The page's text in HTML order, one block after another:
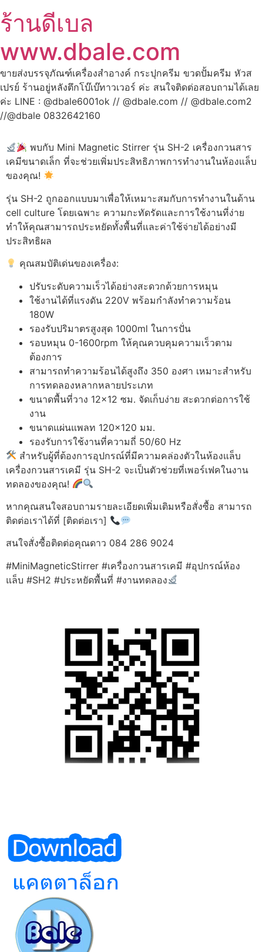
ร้านดีเบล
www.dbale.com
ขายส่งบรรจุภัณฑ์เครื่องสำอางค์ กระปุกครีม ขวดปั้มครีม หัวส
เปรย์ ร้านอยู่หลังตึกโบ๊เบ๊ทาวเวอร์ ค่ะ สนใจติดต่อสอบถามได้เลย
ค่ะ LINE : @dbale6001ok // @dbale.com // @dbale.com2
//@dbale 0832642160
พบกับ Mini Magnetic Stirrer รุ่น SH-2 เครื่องกวนสาร
เคมีขนาดเล็ก ที่จะช่วยเพิ่มประสิทธิภาพการทำงานในห้องแล็บ
ของคุณ!
รุ่น SH-2 ถูกออกแบบมาเพื่อให้เหมาะสมกับการทำงานในด้าน
cell culture โดยเฉพาะ ความกะทัดรัดและการใช้งานที่ง่าย
ทำให้คุณสามารถประหยัดทั้งพื้นที่และค่าใช้จ่ายได้อย่างมี
ประสิทธิผล
คุณสมบัติเด่นของเครื่อง:
ปรับระดับความเร็วได้อย่างสะดวกด้วยการหมุน
ใช้งานได้ที่แรงดัน 220V พร้อมกำลังทำความร้อน
180W
รองรับปริมาตรสูงสุด 1000ml ในการปั่น
รอบหมุน 0-1600rpm ให้คุณควบคุมความเร็วตาม
ต้องการ
สามารถทำความร้อนได้สูงถึง 350 องศา เหมาะสำหรับ
การทดลองหลากหลายประเภท
ขนาดพื้นที่วาง 12×12 ซม. จัดเก็บง่าย สะดวกต่อการใช้
งาน
ขนาดแผ่นแพลท 120×120 มม.
รองรับการใช้งานที่ความถี่ 50/60 Hz
สำหรับผู้ที่ต้องการอุปกรณ์ที่มีความคล่องตัวในห้องแล็บ
เครื่องกวนสารเคมี รุ่น SH-2 จะเป็นตัวช่วยที่เพอร์เฟคในงาน
ทดลองของคุณ!
หากคุณสนใจสอบถามรายละเอียดเพิ่มเติมหรือสั่งซื้อ สามารถ
ติดต่อเราได้ที่ [ติดต่อเรา]
สนใจสั่งซื้อติดต่อคุณดาว 084 286 9024
#MiniMagneticStirrer #เครื่องกวนสารเคมี #อุปกรณ์ห้อง
แล็บ #SH2 #ประหยัดพื้นที่ #งานทดลอง